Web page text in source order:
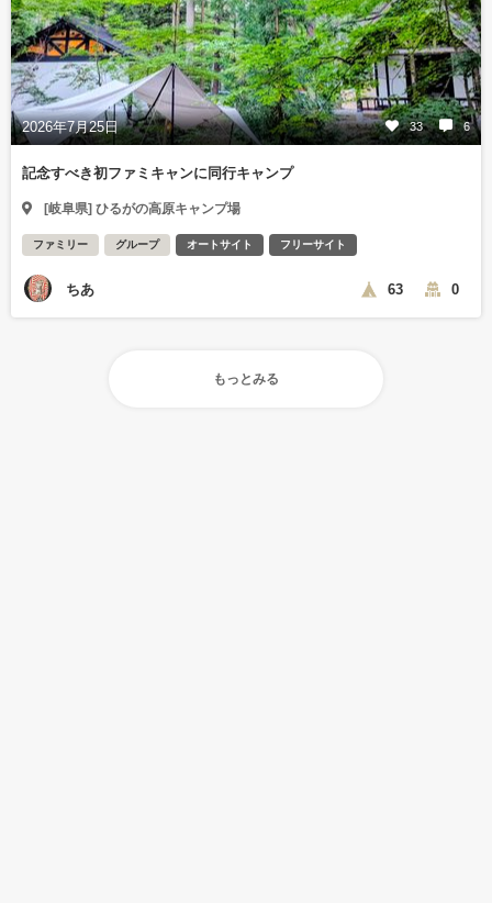
2026年7月25日 33 6
記念すべき初ファミキャンに同行キャンプ
[岐阜県] ひるがの高原キャンプ場
ファミリー グループ オートサイト フリーサイト
ちあ 63 0
もっとみる